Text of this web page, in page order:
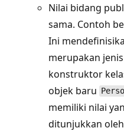
Nilai bidang
sama. Contoh
Ini
merupakan
konstruktor
objek baru
memiliki nilai
ditunjukkan